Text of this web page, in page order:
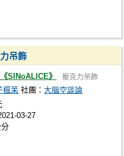
吊飾
《SINoALICE》 壓克力吊飾
楓茉 社團：大腦空談論
03-27